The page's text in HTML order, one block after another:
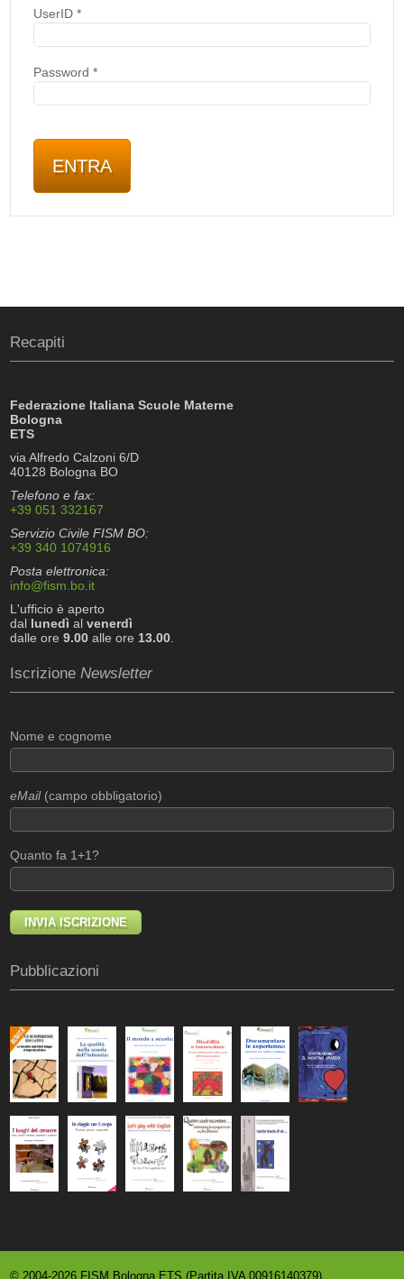
UserID*
Password*
Recapiti
Federazione Italiana Scuole Materne
Bologna
ETS
via Alfredo Calzoni 6/D
40128 Bologna BO
Telefono e fax:
+39 051 332167
Servizio Civile FISM BO:
+39 340 1074916
Posta elettronica:
info@fism.bo.it
L'ufficio è aperto
dal lunedì alvenerdì
dalle ore9.00 alle ore 13.00.
IscrizioneNewsletter
Nome e cognome
eMail(campo obbligatorio)
Quanto fa 1+1?
Pubblicazioni
© 2004-2026 FISM Bologna ETS (Partita IVA 00916140379)